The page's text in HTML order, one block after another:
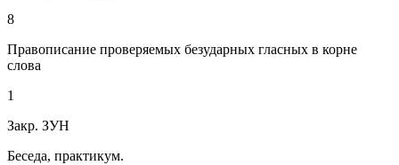
8
Правописание проверяемых безударных гласных в корне
слова
1
Закр. ЗУН
Беседа, практикум.